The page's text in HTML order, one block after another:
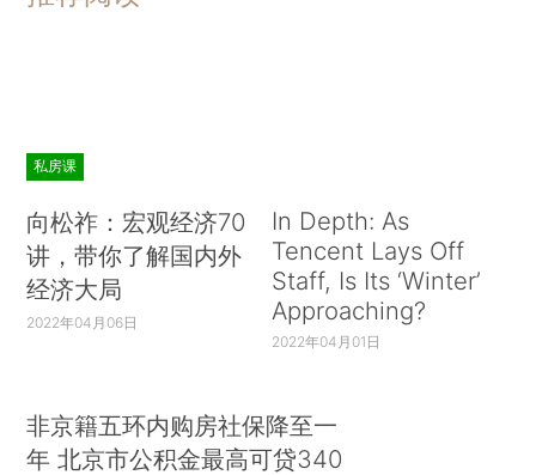
私房课
向松祚：宏观经济70
讲，带你了解国内外
经济大局
2022年04月06日
In Depth: As
Tencent Lays Off
Staff, Is Its ‘Winter’
Approaching?
2022年04月01日
非京籍五环内购房社保降至一
年 北京市公积金最高可贷340